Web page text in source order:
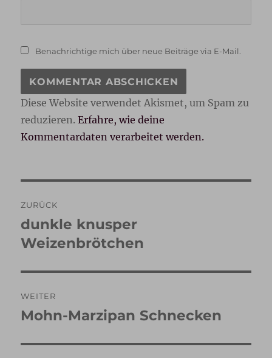
Benachrichtige mich über neue Beiträge via E-Mail.
Diese Website verwendet Akismet, um Spam zu
reduzieren.Erfahre, wie deine
Kommentardaten verarbeitet werden.
ZURÜCK
Vorheriger
Beitrag:
dunkle knusper
Weizenbrötchen
WEITER
Nächster
Mohn-Marzipan Schnecken